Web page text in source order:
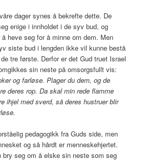
dager synes å bekrefte dette. De
enige i innholdet i de syv bud, og
heve seg for å minne om dem. Men
siste bud i lengden ikke vil kunne bestå
tre første. Derfor er det Gud truet Israel
sin neste på omsorgsfullt vis:
og farløse. Plager du dem, og de
deres rop. Da skal min rede flamme
ihjel med sverd, så deres hustruer blir
pedagogikk fra Guds side, men
og så hårdt er menneskehjertet.
bry seg om å elske sin neste som seg